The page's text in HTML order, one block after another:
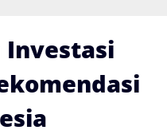
Investasi